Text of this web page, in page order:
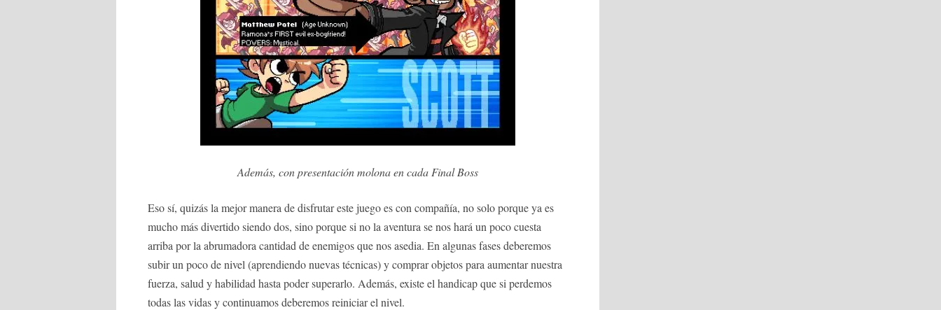
Además, con presentación molona en cada Final Boss
Eso sí, quizás la mejor manera de disfrutar este juego es con compañía, no solo porque ya es
mucho más divertido siendo dos, sino porque si no la aventura se nos hará un poco cuesta
arriba por la abrumadora cantidad de enemigos que nos asedia. En algunas fases deberemos
subir un poco de nivel (aprendiendo nuevas técnicas) y comprar objetos para aumentar nuestra
fuerza, salud y habilidad hasta poder superarlo. Además, existe el handicap que si perdemos
todas las vidas y continuamos deberemos reiniciar el nivel.